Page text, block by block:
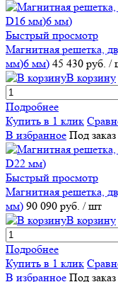
Быстрый просмотр
Магнитная решетка,
мм)6 мм) 45 430 руб. /
В корзину
Подробнее
Купить в 1 клик
В избранное Под заказ
Быстрый просмотр
Магнитная решетка,
мм) 90 090 руб. / шт
В корзину
Подробнее
Купить в 1 клик
В избранное Под заказ